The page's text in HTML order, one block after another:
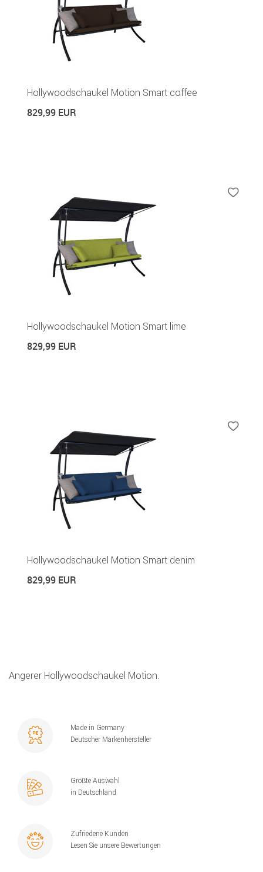
Hollywoodschaukel Motion Smart coffee
829,99 EUR
Hollywoodschaukel Motion Smart lime
829,99 EUR
Hollywoodschaukel Motion Smart denim
829,99 EUR
Angerer Hollywoodschaukel Motion.
Made in Germany
Deutscher Markenhersteller
Größte Auswahl
in Deutschland
Zufriedene Kunden
Lesen Sie unsere Bewertungen